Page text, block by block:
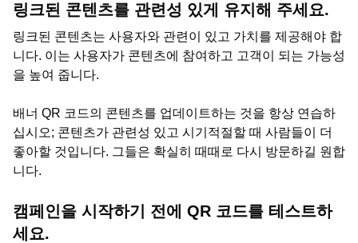
링크된 콘텐츠를 관련성 있게 유지해 주세요.
링크된 콘텐츠는 사용자와 관련이 있고 가치를 제공해야 합
니다. 이는 사용자가 콘텐츠에 참여하고 고객이 되는 가능성
을 높여 줍니다.
배너 QR 코드의 콘텐츠를 업데이트하는 것을 항상 연습하
십시오; 콘텐츠가 관련성 있고 시기적절할 때 사람들이 더
좋아할 것입니다. 그들은 확실히 때때로 다시 방문하길 원합
니다.
캠페인을 시작하기 전에 QR 코드를 테스트하
세요.